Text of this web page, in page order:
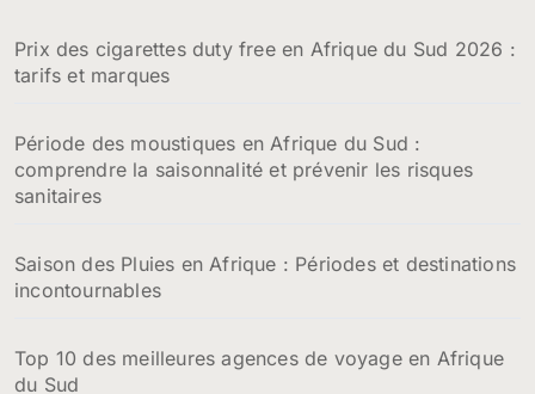
e
r
Prix des cigarettes duty free en Afrique du Sud 2026 :
tarifs et marques
Période des moustiques en Afrique du Sud :
comprendre la saisonnalité et prévenir les risques
sanitaires
Saison des Pluies en Afrique : Périodes et destinations
incontournables
Top 10 des meilleures agences de voyage en Afrique
du Sud